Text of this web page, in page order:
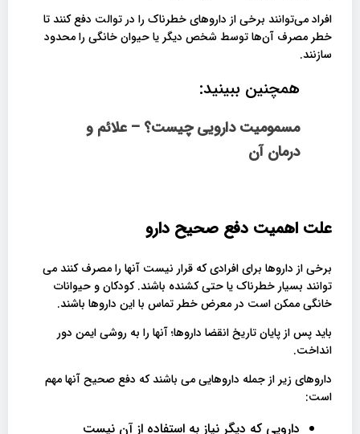
افراد می‌توانند برخی از داروهای خطرناک را در توالت دفع کنند تا
خطر مصرف آن‌ها توسط شخص دیگر یا حیوان خانگی را محدود
سازنند.
همچنین ببینید:
مسمومیت دارویی چیست؟ – علائم و
درمان آن
علت اهمیت دفع صحیح دارو
برخی از داروها برای افرادی که قرار نیست آنها را مصرف کنند می
توانند بسیار خطرناک یا حتی کشنده باشند. کودکان و حیوانات
خانگی ممکن است در معرض خطر تماس با این داروها باشند.
باید پس از پایان تاریخ انقضا داروها؛ آنها را به روشی ایمن دور
انداخت.
داروهای زیر از جمله داروهایی می باشند که دفع صحیح آنها مهم
است:
دارویی که دیگر نیاز به استفاده از آن نیست